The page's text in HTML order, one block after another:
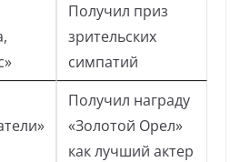
Получил приз
зрительских
симпатий
Получил награду
«Золотой Орел»
как лучший актер